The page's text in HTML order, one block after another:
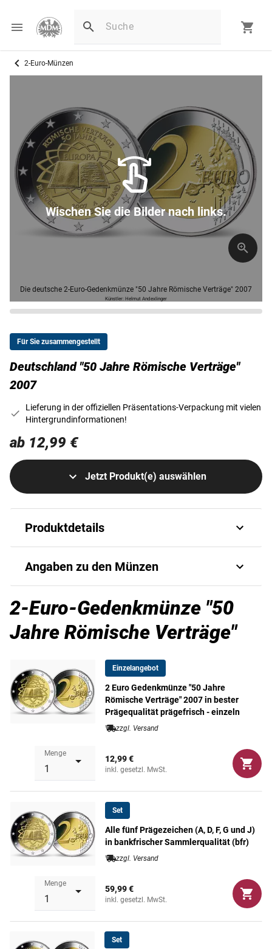
2-Euro-Münzen
Die deutsche 2-Euro-Gedenkmünze "50 Jahre Römische Verträge" 2007
Künstler: Helmut Andexlinger
Wischen Sie die Bilder nach links.
Für Sie zusammengestellt
Deutschland "50 Jahre Römische Verträge"
2007
Lieferung in der offiziellen Präsentations-Verpackung mit vielen
Hintergrundinformationen!
ab 12,99 €
Jetzt Produkt(e) auswählen
Produktdetails
Gedenkmünze 2007 „50 Jahre
Mit allen fünf Prägezeichen A, D, F, G und J!
offiziellen Präsentations-Verpackung
vielen Hintergrundinformationen!
Angaben zu den Münzen
Art.-Nr.
0267
Ausgabejahr 2007
Ausgabeland Deutschland
Währung Euro
2-Euro-Gedenkmünze "50
Jahre Römische Verträge"
Einzelangebot
2 Euro Gedenkmünze "50 Jahre
Römische Verträge" 2007 in bester
Prägequalität prägefrisch - einzeln
zzgl. Versand
Menge
12,99 €
inkl. gesetzl. MwSt.
Set
Alle fünf Prägezeichen (A, D, F, G und J)
in bankfrischer Sammlerqualität (bfr)
zzgl. Versand
Menge
59,99 €
inkl. gesetzl. MwSt.
Set